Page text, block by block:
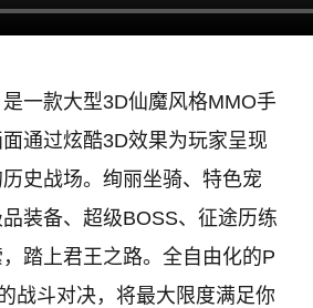
是一款大型3D仙魔风格MMO手
通过炫酷3D效果为玩家呈现
史战场。绚丽坐骑、特色宠
装备、超级BOSS、征途历练
踏上君王之路。全自由化的P
战斗对决，将最大限度满足你